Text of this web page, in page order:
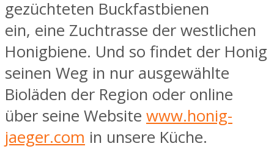
gezüchteten Buckfastbienen
ein, eine Zuchtrasse der westlichen
Honigbiene. Und so findet der Honig
seinen Weg in nur ausgewählte
Bioläden der Region oder online
über seine Website www.honig-
jaeger.com in unsere Küche.